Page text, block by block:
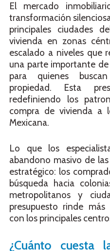
El mercado
transformación
principales ciudades
vivienda en zonas
escalado a niveles que
una parte importante
para quienes
propiedad. Esta
redefiniendo los
compra de vivienda a
Mexicana.
Lo que los
abandono masivo de
estratégico: los
búsqueda hacia
metropolitanos y
presupuesto rinde
con los principales
¿Cuánto cuesta